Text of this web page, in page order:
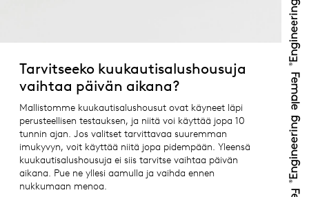
Tarvitseeko kuukautisalushousuja
vaihtaa päivän aikana?
Mallistomme kuukautisalushousut ovat käyneet läpi
perusteellisen testauksen, ja niitä voi käyttää jopa 10
tunnin ajan. Jos valitset tarvittavaa suuremman
imukyvyn, voit käyttää niitä jopa pidempään. Yleensä
kuukautisalushousuja ei siis tarvitse vaihtaa päivän
aikana. Pue ne yllesi aamulla ja vaihda ennen
nukkumaan menoa.